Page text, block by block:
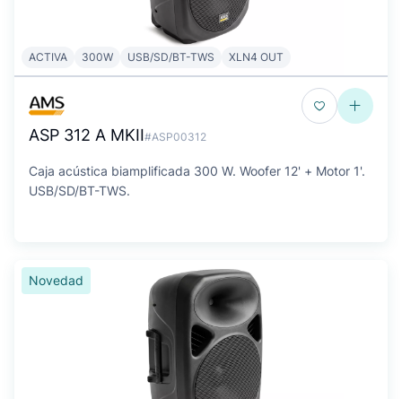
ACTIVA 300W USB/SD/BT-TWS XLN4 OUT
ASP 312 A MKII#ASP00312
Caja acústica biamplificada 300 W. Woofer 12' + Motor 1'.
USB/SD/BT-TWS.
Novedad